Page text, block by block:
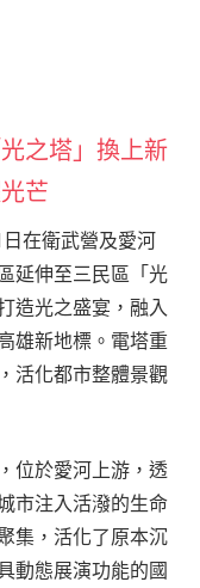
之塔」換上新
芒
在衛武營及愛河
延伸至三民區「光
造光之盛宴，融入
雄新地標。電塔重
活化都市整體景觀
位於愛河上游，透
市注入活潑的生命
集，活化了原本沉
動態展演功能的國